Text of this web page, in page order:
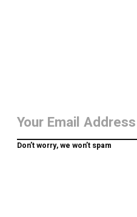
Don’t worry, we won’t spam